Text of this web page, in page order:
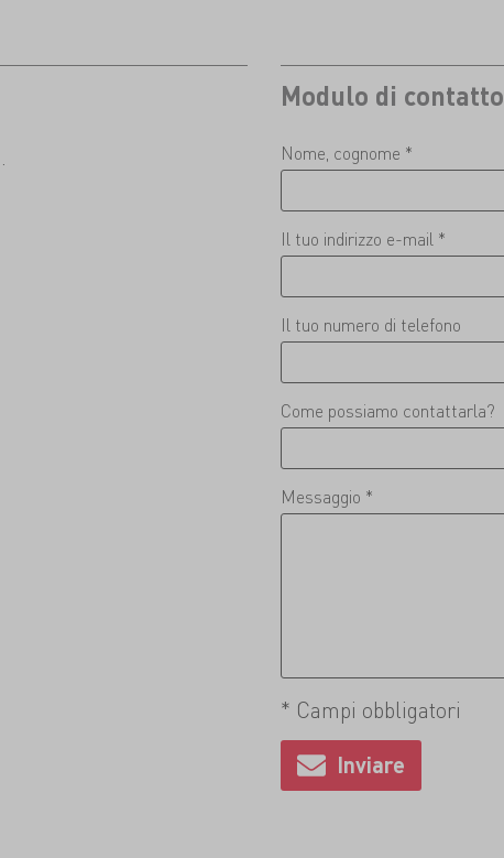
Modulo di contatto
Nome, cognome *
Il tuo indirizzo e-mail *
Il tuo numero di telefono
Come possiamo contattarla?
Messaggio *
* Campi obbligatori